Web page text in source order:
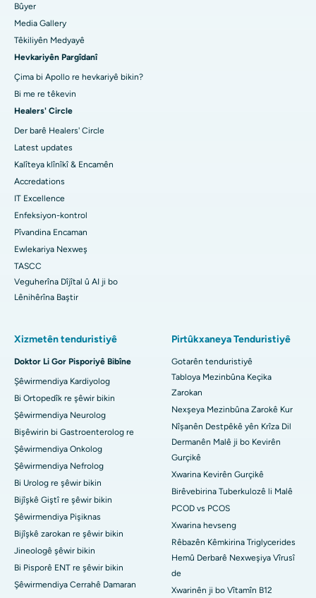
Bûyer
Media Gallery
Têkiliyên Medyayê
Hevkariyên Pargîdanî
Çima bi Apollo re hevkariyê bikin?
Bi me re têkevin
Healers' Circle
Der barê Healers' Circle
Latest updates
Kalîteya klînîkî & Encamên
Accredations
IT Excellence
Enfeksiyon-kontrol
Pîvandina Encaman
Ewlekariya Nexweş
TASCC
Veguherîna Dîjîtal û AI ji bo
Lênihêrîna Baştir
Xizmetên tenduristiyê
Doktor Li Gor Pisporiyê Bibîne
Şêwirmendiya Kardiyolog
Bi Ortopedîk re şêwir bikin
Şêwirmendiya Neurolog
Bişêwirin bi Gastroenterolog re
Şêwirmendiya Onkolog
Şêwirmendiya Nefrolog
Bi Urolog re şêwir bikin
Bijîşkê Giştî re şêwir bikin
Şêwirmendiya Pişiknas
Bijîşkê zarokan re şêwir bikin
Jineologê şêwir bikin
Bi Pisporê ENT re şêwir bikin
Şêwirmendiya Cerrahê Damaran
Pirtûkxaneya Tenduristiyê
Gotarên tenduristiyê
Tabloya Mezinbûna Keçika
Zarokan
Nexşeya Mezinbûna Zarokê Kur
Nîşanên Destpêkê yên Krîza Dil
Dermanên Malê ji bo Kevirên
Gurçikê
Xwarina Kevirên Gurçikê
Birêvebirina Tuberkulozê li Malê
PCOD vs PCOS
Xwarina hevseng
Rêbazên Kêmkirina Triglycerides
Hemû Derbarê Nexweşiya Vîrusî
de
Xwarinên ji bo Vîtamîn B12